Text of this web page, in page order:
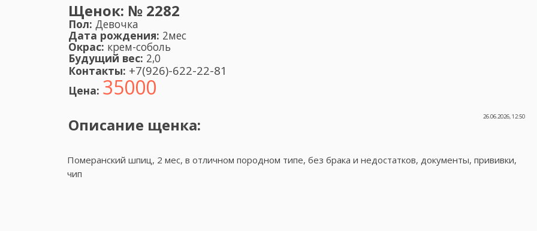
Щенок: № 2282
Пол: Девочка
Дата рождения: 2мес
Окрас: крем-соболь
Будущий вес: 2,0
Контакты: +7(926)-622-22-81
Цена: 35000
Описание щенка: 26.06.2026, 12:50
Померанский шпиц, 2 мес, в отличном породном типе, без брака и недостатков, документы, прививки,
чип